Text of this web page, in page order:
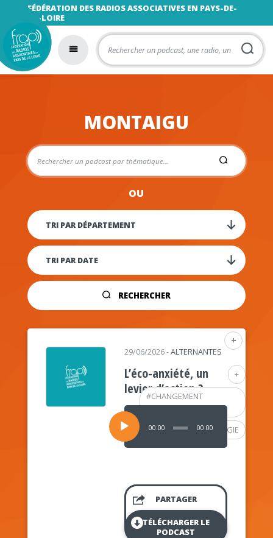
FÉDÉRATION DES RADIOS ASSOCIATIVES EN PAYS-DE-
LA-LOIRE
MONTAIGU
OU
RECHERCHER
+
+
#CHANGEMENT
CLIMATIQUE
#PSYCHOLOGIE
29/06/2026-ALTERNANTES
L’éco-anxiété, un
levier d’action ?
Lecteur
audio
00:00 00:00
PARTAGER
TÉLÉCHARGER LE
PODCAST